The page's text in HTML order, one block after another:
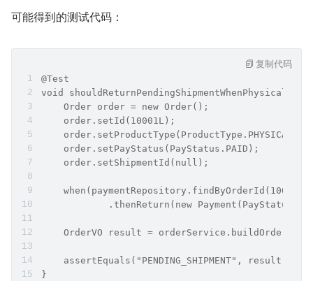
可能得到的测试代码：
@Test
void
    Order order = new Order();
    order.setId(10001L);
    order.setProductType(ProductType.PHYSICAL);
    order.setPayStatus(PayStatus.PAID);
    order.setShipmentId(null);
.thenReturn(new
OrderVO result =
assertEquals("PENDING_SHIPMENT",
}
复制代码